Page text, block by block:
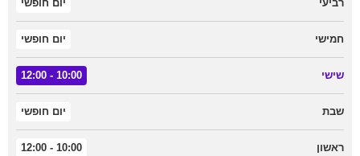
רביעי יום חופשי
חמישי יום חופשי
שישי 10:00 - 12:00
שבת יום חופשי
ראשון 10:00 - 12:00